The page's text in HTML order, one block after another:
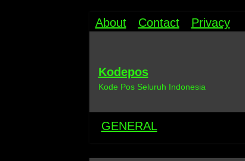
About Contact Privacy
Kodepos
Kode Pos Seluruh Indonesia
GENERAL